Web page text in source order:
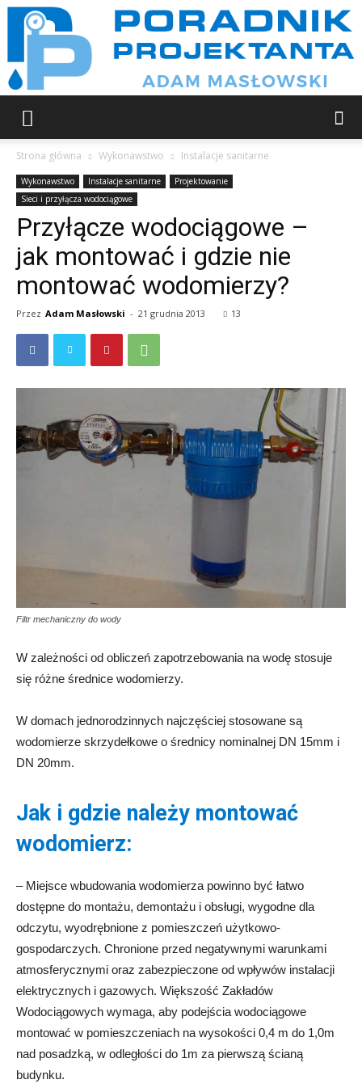
Strona główna Wykonawstwo Instalacje sanitarne
Wykonawstwo Instalacje sanitarne
Projektowanie
Sieci i przyłącza wodociągowe
Przyłącze wodociągowe –
jak montować i gdzie nie
montować wodomierzy?
Przez Adam Masłowski - 21 grudnia 2013 13
Filtr mechaniczny do wody
W zależności od obliczeń zapotrzebowania na wodę stosuje
się różne średnice wodomierzy.
W domach jednorodzinnych najczęściej stosowane są
wodomierze skrzydełkowe o średnicy nominalnej DN 15mm i
DN 20mm.
Jak i gdzie należy montować
wodomierz:
– Miejsce wbudowania wodomierza powinno być łatwo
dostępne do montażu, demontażu i obsługi, wygodne dla
odczytu, wyodrębnione z pomieszczeń użytkowo-
gospodarczych. Chronione przed negatywnymi warunkami
atmosferycznymi oraz zabezpieczone od wpływów instalacji
elektrycznych i gazowych. Większość Zakładów
Wodociągowych wymaga, aby podejścia wodociągowe
montować w pomieszczeniach na wysokości 0,4 m do 1,0m
nad posadzką, w odległości do 1m za pierwszą ścianą
budynku.